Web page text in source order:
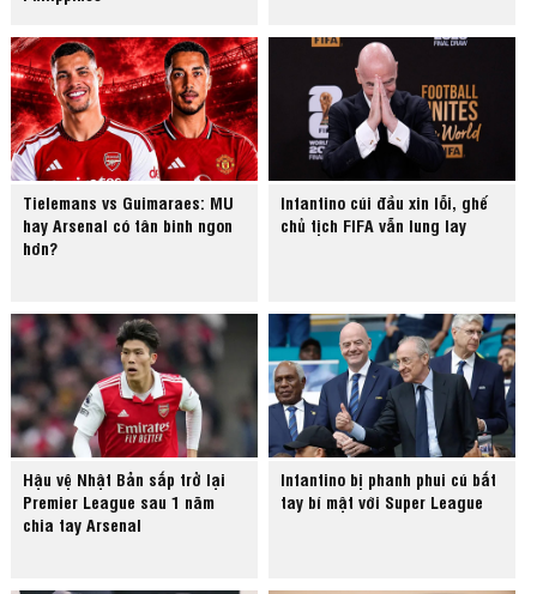
Tielemans vs Guimaraes: MU
hay Arsenal có tân binh ngon
hơn?
Infantino cúi đầu xin lỗi, ghế
chủ tịch FIFA vẫn lung lay
Hậu vệ Nhật Bản sắp trở lại
Premier League sau 1 năm
chia tay Arsenal
Infantino bị phanh phui cú bắt
tay bí mật với Super League